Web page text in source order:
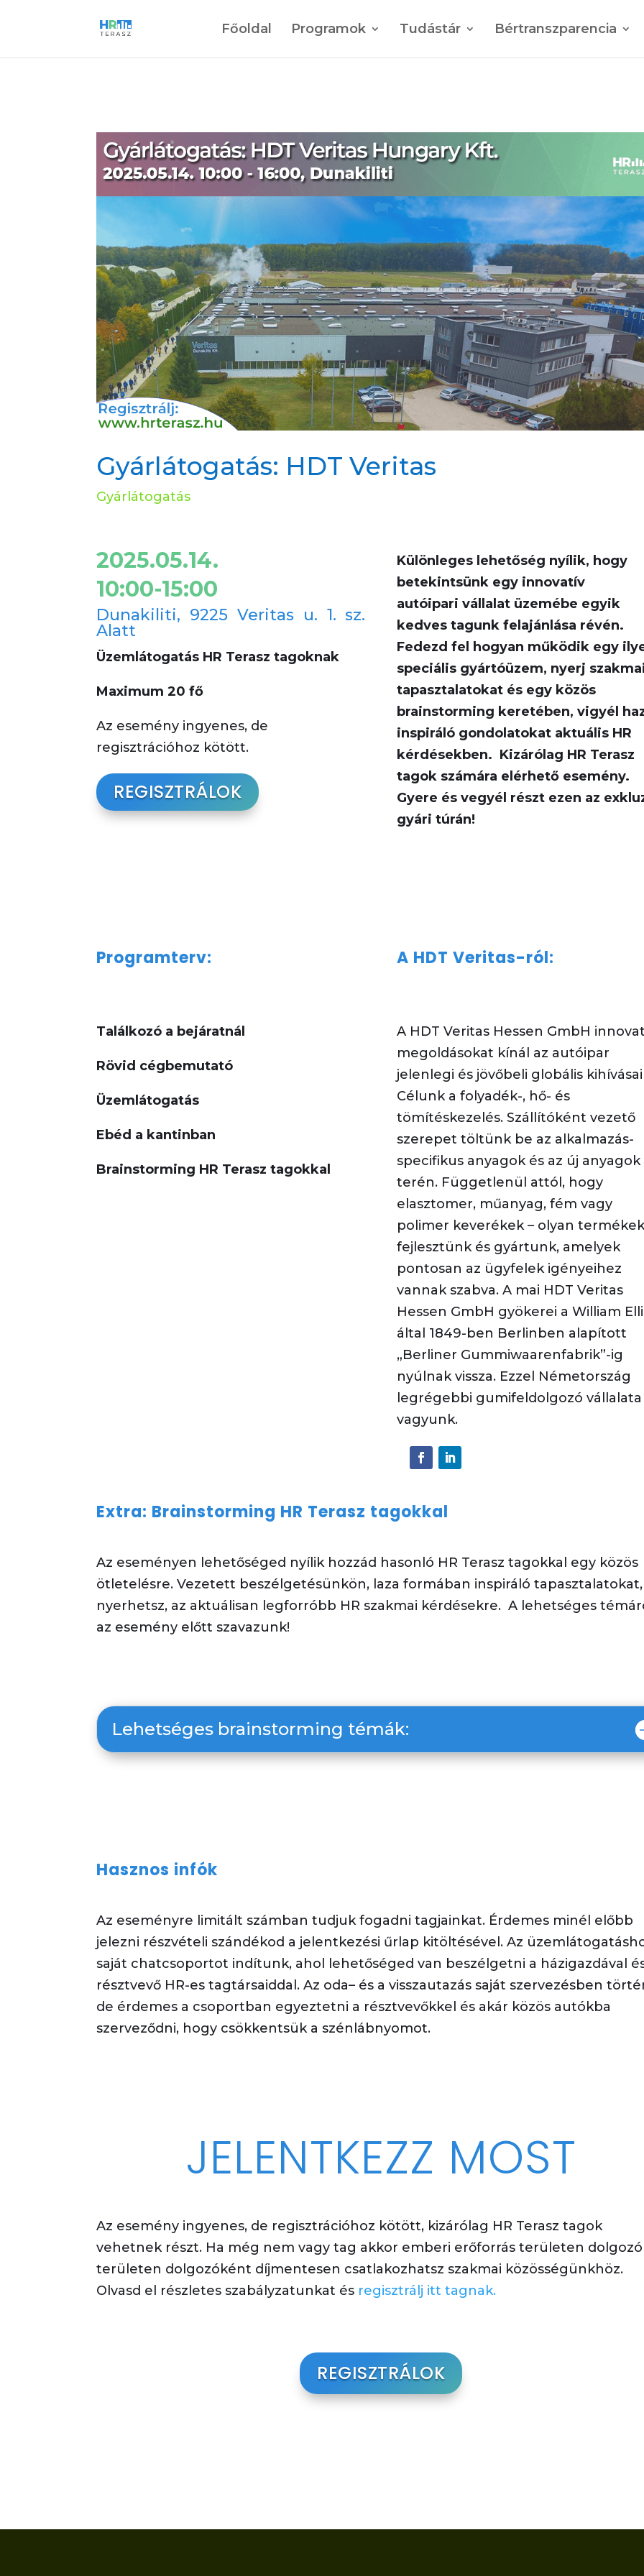
Főoldal Programok Tudástár Bértranszparencia
Gyárlátogatás: HDT Veritas
Gyárlátogatás
2025.05.14.
10:00-15:00
Dunakiliti, 9225 Veritas u. 1. sz.
Alatt
Üzemlátogatás HR Terasz tagoknak
Maximum 20 fő
Az esemény ingyenes, de
regisztrációhoz kötött.
REGISZTRÁLOK
Különleges lehetőség nyílik, hogy
betekintsünk egy innovatív
autóipari vállalat üzemébe egyik
kedves tagunk felajánlása révén.
Fedezd fel hogyan működik egy
speciális gyártóüzem, nyerj
tapasztalatokat és egy közös
brainstorming keretében, vigyél
inspiráló gondolatokat aktuális HR
kérdésekben. Kizárólag HR Terasz
tagok számára elérhető esemény.
Gyere és vegyél részt ezen az
gyári túrán!
Programterv:
Találkozó a bejáratnál
Rövid cégbemutató
Üzemlátogatás
Ebéd a kantinban
Brainstorming HR Terasz tagokkal
A HDT Veritas-ról:
A HDT VeritasHessen GmbH
megoldásokat kínál az autóipar
jelenlegi és jövőbeli globális
Célunk a folyadék-, hő- és
tömítéskezelés. Szállítóként vezető
szerepet töltünk be az alkalmazás-
specifikus anyagok és az új anyagok
terén. Függetlenül attól, hogy
elasztomer, műanyag, fém vagy
polimer keverékek – olyan
fejlesztünk és gyártunk, amelyek
pontosan az ügyfelek igényeihez
vannak szabva.A mai HDT Veritas
Hessen GmbH gyökerei a William
által 1849-ben Berlinben alapított
„Berliner Gummiwaarenfabrik”-ig
nyúlnak vissza. Ezzel Németország
legrégebbi gumifeldolgozó vállalata
vagyunk.
Extra: Brainstorming HR Terasz tagokkal
Az eseményen lehetőséged nyílik hozzád hasonló HR Terasz tagokkal egy közös
ötletelésre. Vezetett beszélgetésünkön, laza formában inspiráló tapasztalatokat,
nyerhetsz, az aktuálisan legforróbb HR szakmai kérdésekre. A lehetséges
az esemény előtt szavazunk!
Lehetséges brainstorming témák:
Hasznos infók
Az eseményre limitált számbantudjuk fogadni tagjainkat. Érdemes minél előbb
jelezni részvételi szándékod a jelentkezési űrlap kitöltésével. Az
saját chatcsoportot indítunk, ahol lehetőséged van beszélgetni a házigazdával
résztvevő HR-es tagtársaiddal. Az oda– és a visszautazás saját szervezésben
de érdemes a csoportban egyeztetni a résztvevőkkel és akár közös autókba
szerveződni, hogy csökkentsük aszénlá bnyomot.
JELENTKEZZ MOST
Az esemény ingyenes, de regisztrációhoz kötött, kizárólag HR Terasz tagok
vehetnek részt. Ha még nem vagy tag akkor emberi erőforrás területen dolgozó
területen dolgozóként díjmentesen csatlakozhatsz szakmai közösségünkhöz.
Olvasd el részletes szabályzatunkat és regisztrálj itt tagnak.
REGISZTRÁLOK